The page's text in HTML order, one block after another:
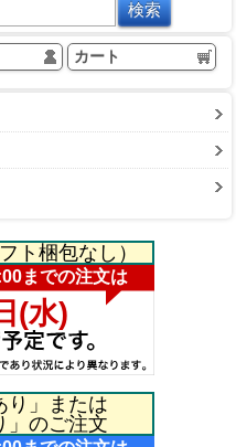
カート
ト梱包なし）
り」または
」のご注文